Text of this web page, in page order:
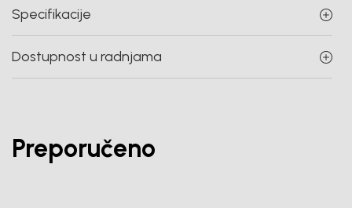
Specifikacije
Dostupnost u radnjama
Preporučeno